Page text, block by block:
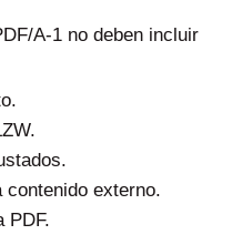
A-1 no deben incluir
contenido externo.
PDF.